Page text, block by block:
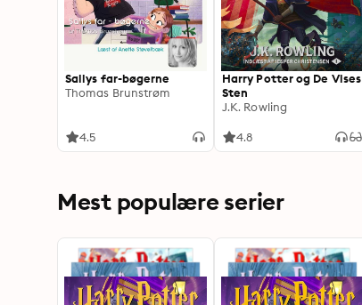
Sallys far-bøgerne
Thomas Brunstrøm
4.5
Harry Potter og De Vises
Sten
J.K. Rowling
4.8
Mest populære serier